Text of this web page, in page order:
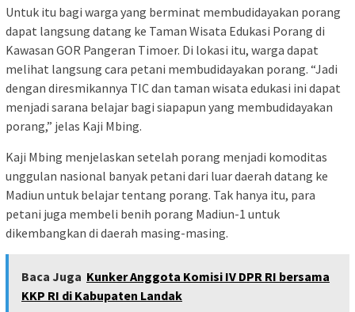
Untuk itu bagi warga yang berminat membudidayakan porang
dapat langsung datang ke Taman Wisata Edukasi Porang di
Kawasan GOR Pangeran Timoer. Di lokasi itu, warga dapat
melihat langsung cara petani membudidayakan porang. “Jadi
dengan diresmikannya TIC dan taman wisata edukasi ini dapat
menjadi sarana belajar bagi siapapun yang membudidayakan
porang,” jelas Kaji Mbing.
Kaji Mbing menjelaskan setelah porang menjadi komoditas
unggulan nasional banyak petani dari luar daerah datang ke
Madiun untuk belajar tentang porang. Tak hanya itu, para
petani juga membeli benih porang Madiun-1 untuk
dikembangkan di daerah masing-masing.
Baca Juga Kunker Anggota Komisi IV DPR RI bersama
KKP RI di Kabupaten Landak